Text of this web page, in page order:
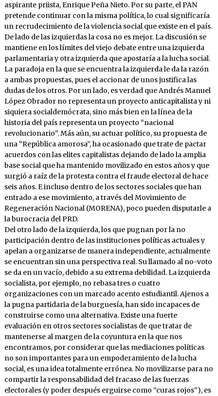
aspirante priista, Enrique Peña Nieto. Por su parte, el PAN
pretende continuar con la misma política, lo cual significaría
un recrudecimiento de la violencia social que existe en el país.
De lado de las izquierdas la cosa no es mejor. La discusión se
mantiene en los límites del viejo debate entre una izquierda
parlamentaria y otra izquierda que apostaría a la lucha social.
La paradoja en la que se encuentra la izquierda le da la razón
a ambas propuestas, pues el accionar de unos justifica las
dudas de los otros. Por un lado, es verdad que Andrés Manuel
López Obrador no representa un proyecto anticapitalista y ni
siquiera socialdemócrata, sino más bien en la línea de la
historia del país representa un proyecto “nacional
revolucionario”. Más aún, su actuar político, su propuesta de
una “República amorosa”, ha ocasionado que trate de pactar
acuerdos con las elites capitalistas dejando de lado la amplia
base social que ha mantenido movilizado en estos años y que
surgió a raíz de la protesta contra el fraude electoral de hace
seis años. E incluso dentro de los sectores sociales que han
entrado a ese movimiento, a través del Movimiento de
Regeneración Nacional (MORENA), poco pueden disputarle a
la burocracia del PRD.
Del otro lado de la izquierda, los que pugnan por la no
participación dentro de las instituciones políticas actuales y
apelan a organizarse de manera independiente, actualmente
se encuentran sin una perspectiva real. Su llamado al no-voto
se da en un vacío, debido a su extrema debilidad. La izquierda
socialista, por ejemplo, no rebasa tres o cuatro
organizaciones con un marcado acento estudiantil. Ajenos a
la pugna partidaria de la burguesía, han sido incapaces de
construirse como una alternativa. Existe una fuerte
evaluación en otros sectores socialistas de que tratar de
mantenerse al margen de la coyuntura en la que nos
encontramos, por considerar que las mediaciones políticas
no son importantes para un empoderamiento de la lucha
social, es una idea totalmente errónea. No movilizarse para no
compartir la responsabilidad del fracaso de las fuerzas
electorales (y poder después erguirse como “curas rojos”), es